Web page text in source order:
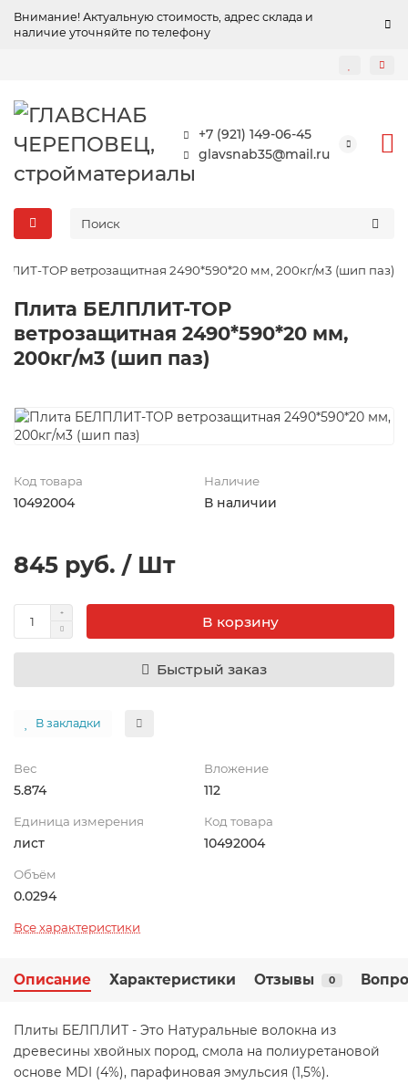
Внимание! Актуальную стоимость, адрес склада и
наличие уточняйте по телефону
+7 (921) 149-06-45
glavsnab35@mail.ru
ТОР ветрозащитная 2490*590*20 мм, 200кг/м3 (шип паз)
Плита БЕЛПЛИТ-ТОР
ветрозащитная 2490*590*20 мм,
200кг/м3 (шип паз)
Код товара
10492004
Наличие
В наличии
845 руб. / Шт
В корзину
Быстрый заказ
В закладки
Вес
5.874
Вложение
112
Единица измерения
лист
Код товара
10492004
Объём
0.0294
Все характеристики
Описание Характеристики Отзывы 0
Плиты БЕЛПЛИТ - Это Натуральные волокна из
древесины хвойных пород, смола на полиуретановой
основе MDI (4%), парафиновая эмульсия (1,5%).